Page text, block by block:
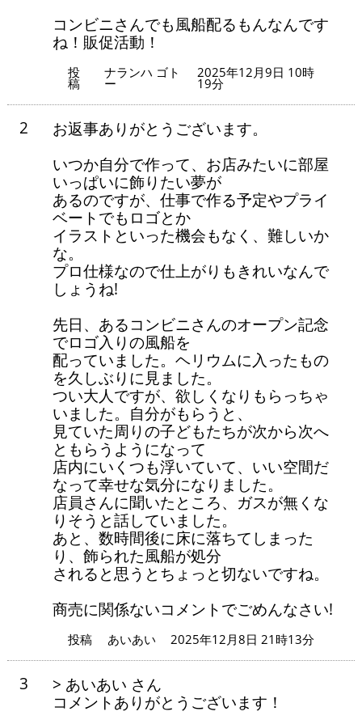
コンビニさんでも風船配るもんなんです
ね！販促活動！
投
稿
ナランハ ゴト
ー
2025年12月9日 10時
19分
2
お返事ありがとうございます。
いつか自分で作って、お店みたいに部屋
いっぱいに飾りたい夢が
あるのですが、仕事で作る予定やプライ
ベートでもロゴとか
イラストといった機会もなく、難しいか
な。
プロ仕様なので仕上がりもきれいなんで
しょうね!
先日、あるコンビニさんのオープン記念
でロゴ入りの風船を
配っていました。ヘリウムに入ったもの
を久しぶりに見ました。
つい大人ですが、欲しくなりもらっちゃ
いました。自分がもらうと、
見ていた周りの子どもたちが次から次へ
ともらうようになって
店内にいくつも浮いていて、いい空間だ
なって幸せな気分になりました。
店員さんに聞いたところ、ガスが無くな
りそうと話していました。
あと、数時間後に床に落ちてしまった
り、飾られた風船が処分
されると思うとちょっと切ないですね。
商売に関係ないコメントでごめんなさい!
投稿 あいあい 2025年12月8日 21時13分
3
> あいあい さん
コメントありがとうございます！